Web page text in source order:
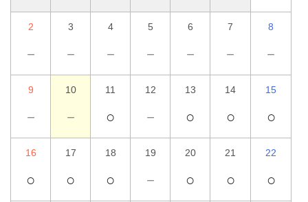
2
－
3
－
4
－
5
－
6
－
7
－
8
－
9
－
10
－
11
○
12
－
13
○
14
○
15
○
16
○
17
○
18
○
19
－
20
○
21
○
22
○